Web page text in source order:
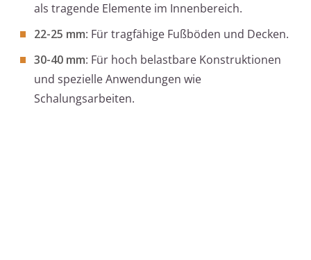
als tragende Elemente im Innenbereich.
22-25 mm: Für tragfähige Fußböden und Decken.
30-40 mm: Für hoch belastbare Konstruktionen
und spezielle Anwendungen wie
Schalungsarbeiten.